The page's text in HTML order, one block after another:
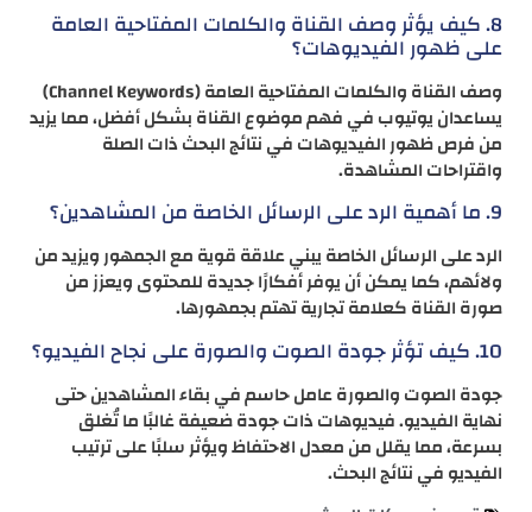
8. كيف يؤثر وصف القناة والكلمات المفتاحية العامة
على ظهور الفيديوهات؟
وصف القناة والكلمات المفتاحية العامة (Channel Keywords)
يساعدان يوتيوب في فهم موضوع القناة بشكل أفضل، مما يزيد
من فرص ظهور الفيديوهات في نتائج البحث ذات الصلة
واقتراحات المشاهدة.
9. ما أهمية الرد على الرسائل الخاصة من المشاهدين؟
الرد على الرسائل الخاصة يبني علاقة قوية مع الجمهور ويزيد من
ولائهم، كما يمكن أن يوفر أفكارًا جديدة للمحتوى ويعزز من
صورة القناة كعلامة تجارية تهتم بجمهورها.
10. كيف تؤثر جودة الصوت والصورة على نجاح الفيديو؟
جودة الصوت والصورة عامل حاسم في بقاء المشاهدين حتى
نهاية الفيديو. فيديوهات ذات جودة ضعيفة غالبًا ما تُغلق
بسرعة، مما يقلل من معدل الاحتفاظ ويؤثر سلبًا على ترتيب
الفيديو في نتائج البحث.